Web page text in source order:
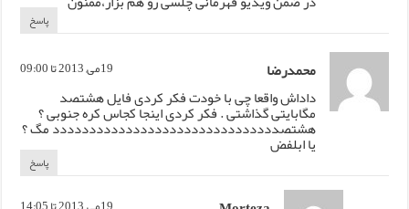
پاسخ
محمدرضا 19می, 2013 تا 09:00
داداش واقعا چی با خودت فکر کردی فایل هشتصد
مگابایتی گذاشتی . فکر کردی اینجا کجاس کره جنوبی ؟
هشتصددددددددددددددددددددددددددددددد مگ ؟
یا ابلفض
پاسخ